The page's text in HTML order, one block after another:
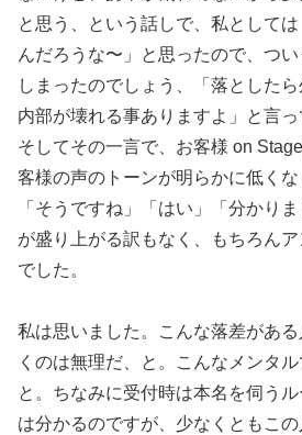
と思う、という話しで、私として
んだろうな〜」と思ったので、つ
しまったのでしょう、「落とした
内部が壊れる事ありますよ」と言っ
そしてその一言で、お客様 on
客様の声のトーンが明らかに低くな
「そうですね」「はい」「分かり
が盛り上がる訳もなく、もちろん
でした。
私は思いました。こんな落差があ
くのは無理だ、と。こんなメンタル
と。ちなみに受付時は本名を伺う
は分かるのですが、少なくともこの